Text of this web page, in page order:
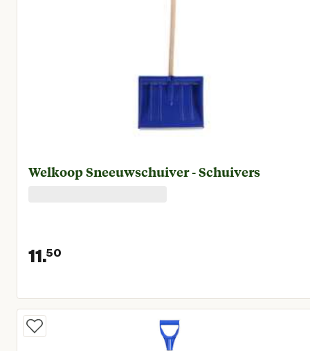
Welkoop Sneeuwschuiver - Schuivers
11.50
Huidige prijs € 11,50